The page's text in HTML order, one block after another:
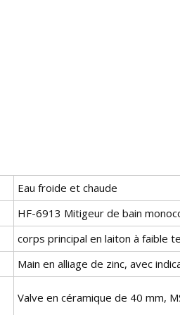
Eau froide et chaude
HF-6913 Mitigeur de bain
corps principal en laiton à faible
Main en alliage de zinc, avec
Valve en céramique de 40 mm,